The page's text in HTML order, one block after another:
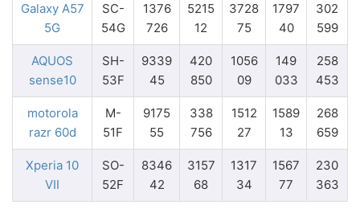
Galaxy A57
5G
SC-
54G
1376
726
5215
12
3728
75
1797
40
302
599
AQUOS
sense10
SH-
53F
9339
45
420
850
1056
09
149
033
258
453
motorola
razr 60d
M-
51F
9175
55
338
756
1512
27
1589
13
268
659
Xperia 10
VII
SO-
52F
8346
42
3157
68
1317
34
1567
77
230
363